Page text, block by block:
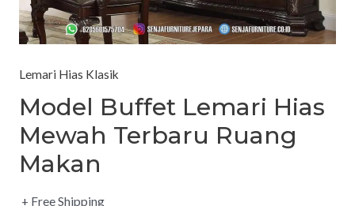
Lemari Hias Klasik
Model Buffet Lemari Hias
Mewah Terbaru Ruang
Makan
+ Free Shipping